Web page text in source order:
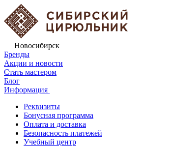
Новосибирск
Бренды
Акции и новости
Стать мастером
Блог
Информация
Реквизиты
Бонусная программа
Оплата и доставка
Безопасность платежей
Учебный центр